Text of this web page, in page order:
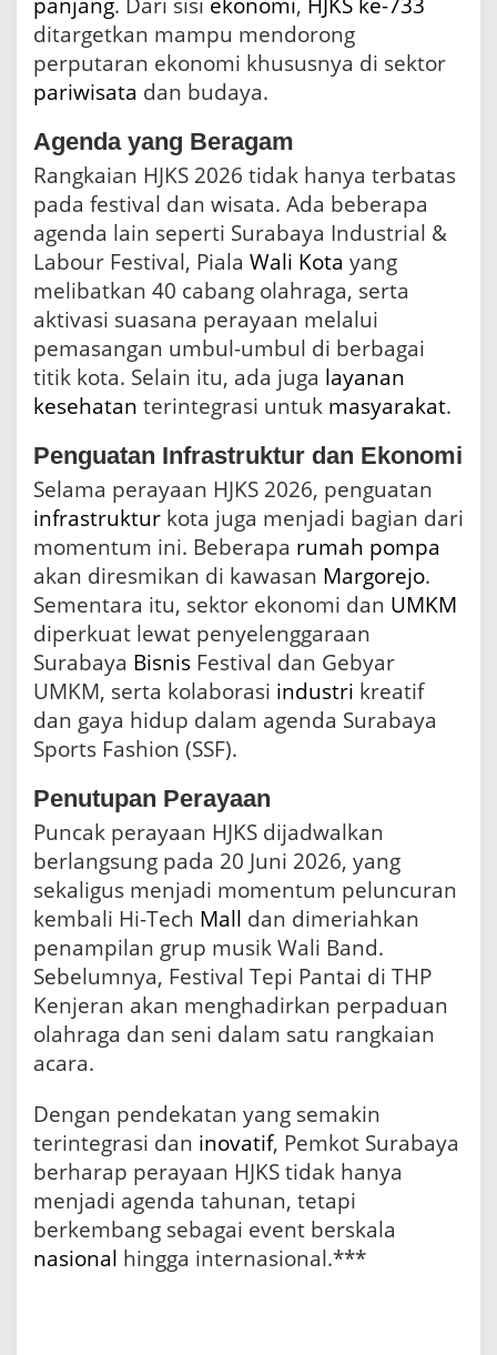
panjang. Dari sisi ekonomi, HJKS ke-733
ditargetkan mampu mendorong
perputaran ekonomi khususnya di sektor
pariwisata dan budaya.
Agenda yang Beragam
Rangkaian HJKS 2026 tidak hanya terbatas
pada festival dan wisata. Ada beberapa
agenda lain seperti Surabaya Industrial &
Labour Festival, Piala Wali Kota yang
melibatkan 40 cabang olahraga, serta
aktivasi suasana perayaan melalui
pemasangan umbul-umbul di berbagai
titik kota. Selain itu, ada juga layanan
kesehatan terintegrasi untuk masyarakat.
Penguatan Infrastruktur dan Ekonomi
Selama perayaan HJKS 2026, penguatan
infrastruktur kota juga menjadi bagian dari
momentum ini. Beberapa rumah pompa
akan diresmikan di kawasan Margorejo.
Sementara itu, sektor ekonomi dan UMKM
diperkuat lewat penyelenggaraan
Surabaya Bisnis Festival dan Gebyar
UMKM, serta kolaborasi industri kreatif
dan gaya hidup dalam agenda Surabaya
Sports Fashion (SSF).
Penutupan Perayaan
Puncak perayaan HJKS dijadwalkan
berlangsung pada 20 Juni 2026, yang
sekaligus menjadi momentum peluncuran
kembali Hi-Tech Mall dan dimeriahkan
penampilan grup musik Wali Band.
Sebelumnya, Festival Tepi Pantai di THP
Kenjeran akan menghadirkan perpaduan
olahraga dan seni dalam satu rangkaian
acara.
Dengan pendekatan yang semakin
terintegrasi dan inovatif, Pemkot Surabaya
berharap perayaan HJKS tidak hanya
menjadi agenda tahunan, tetapi
berkembang sebagai event berskala
nasional hingga internasional.***